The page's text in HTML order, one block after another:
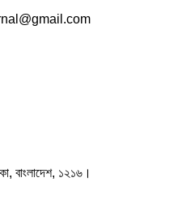
বাংলাদেশ, ১২১৬।